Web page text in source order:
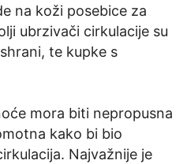
na koži posebice za
ubrzivači cirkulacije su
te kupke s
mora biti nepropusna
kako bi bio
Najvažnije je